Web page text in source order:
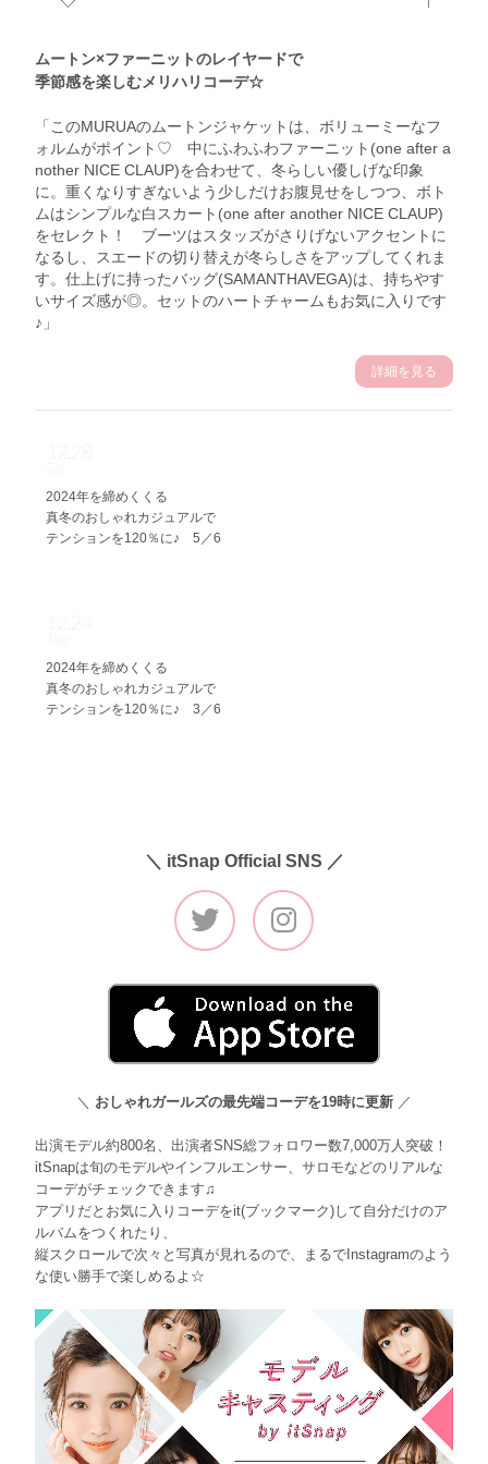
ムートン×ファーニットのレイヤードで
季節感を楽しむメリハリコーデ☆
「このMURUAのムートンジャケットは、ボリューミーなフ
ォルムがポイント♡ 中にふわふわファーニット(one after a
nother NICE CLAUP)を合わせて、冬らしい優しげな印象
に。重くなりすぎないよう少しだけお腹見せをしつつ、ボト
ムはシンプルな白スカート(one after another NICE CLAUP)
をセレクト！ ブーツはスタッズがさりげないアクセントに
なるし、スエードの切り替えが冬らしさをアップしてくれま
す。仕上げに持ったバッグ(SAMANTHAVEGA)は、持ちやす
いサイズ感が◎。セットのハートチャームもお気に入りです
♪」
詳細を見る
12.28
2024年を締めくくる
真冬のおしゃれカジュアルで
テンションを120％に♪ 5／6
12.24
2024年を締めくくる
真冬のおしゃれカジュアルで
テンションを120％に♪ 3／6
＼ itSnap Official SNS ／
＼ おしゃれガールズの最先端コーデを19時に更新 ／
出演モデル約800名、出演者SNS総フォロワー数7,000万人突破！
itSnapは旬のモデルやインフルエンサー、サロモなどのリアルな
コーデがチェックできます♫
アプリだとお気に入りコーデをit(ブックマーク)して自分だけのア
ルバムをつくれたり、
縦スクロールで次々と写真が見れるので、まるでInstagramのよう
な使い勝手で楽しめるよ☆